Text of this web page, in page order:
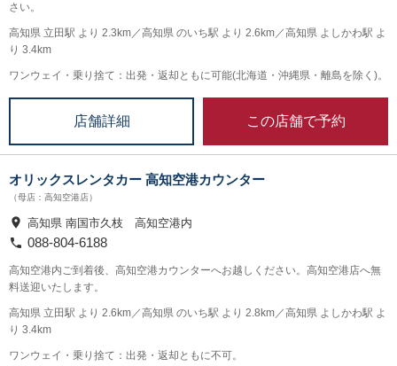
さい。
高知県 立田駅 より 2.3km／高知県 のいち駅 より 2.6km／高知県 よしかわ駅 よ
り 3.4km
ワンウェイ・乗り捨て：出発・返却ともに可能(北海道・沖縄県・離島を除く)。
店舗詳細 この店舗で予約
オリックスレンタカー 高知空港カウンター
（母店：高知空港店）
高知県 南国市久枝 高知空港内
088-804-6188
高知空港内ご到着後、高知空港カウンターへお越しください。高知空港店へ無
料送迎いたします。
高知県 立田駅 より 2.6km／高知県 のいち駅 より 2.8km／高知県 よしかわ駅 よ
り 3.4km
ワンウェイ・乗り捨て：出発・返却ともに不可。